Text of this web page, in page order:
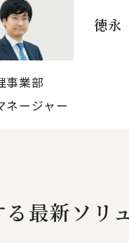
徳
事業部
ネージャー
る最新ソリ